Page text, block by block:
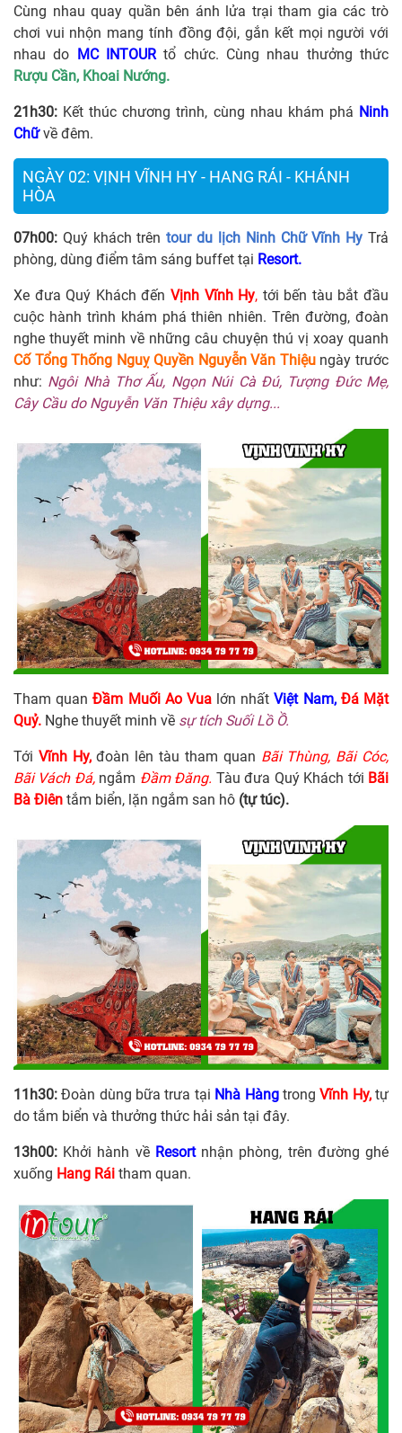
Cùng nhau quay quần bên ánh lửa trại tham gia các trò
chơi vui nhộn mang tính đồng đội, gắn kết mọi người với
nhau do MC INTOUR tổ chức. Cùng nhau thưởng thức
Rượu Cần, Khoai Nướng.
21h30: Kết thúc chương trình, cùng nhau khám phá Ninh
Chữ về đêm.
NGÀY 02: VỊNH VĨNH HY - HANG RÁI - KHÁNH
HÒA
07h00: Quý khách trêntour du lịch Ninh Chữ Vĩnh Hy Trả
phòng, dùng điểm tâm sáng buffet tại Resort.
Xe đưa Quý Khách đến Vịnh Vĩnh Hy, tới bến tàu bắt đầu
cuộc hành trình khám phá thiên nhiên. Trên đường, đoàn
nghe thuyết minh về những câu chuyện thú vị xoay quanh
Cố Tổng Thống Nguỵ Quyền Nguyễn Văn Thiệungày trước
như: Ngôi Nhà Thơ Ấu, Ngọn Núi Cà Đú, Tượng Đức Mẹ,
Cây Cầu do Nguyễn Văn Thiệu xây dựng...
Tham quanĐầm Muối Ao Vualớn nhấtViệt Nam, Đá Mặt
Quỷ. Nghe thuyết minh về sự tích Suối Lồ Ồ.
Tới Vĩnh Hy,đoàn lên tàu tham quan Bãi Thùng, Bãi Cóc,
Bãi Vách Đá,ngắm Đầm Đăng. Tàu đưa Quý Khách tới Bãi
Bà Điên tắm biển, lặn ngắm san hô (tự túc).
11h30: Đoàn dùng bữa trưa tại Nhà HàngtrongVĩnh Hy,tự
do tắm biển và thưởng thức hải sản tại đây.
13h00: Khởi hành về Resortnhận phòng, trên đường ghé
xuống Hang Rái tham quan.